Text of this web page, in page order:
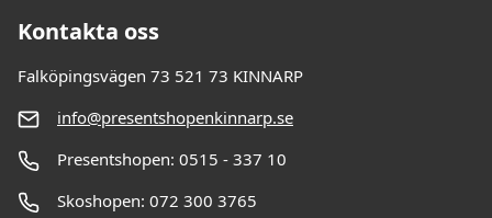
Kontakta oss
Falköpingsvägen 73 521 73 KINNARP
info@presentshopenkinnarp.se
Presentshopen: 0515 - 337 10
Skoshopen: 072 300 3765